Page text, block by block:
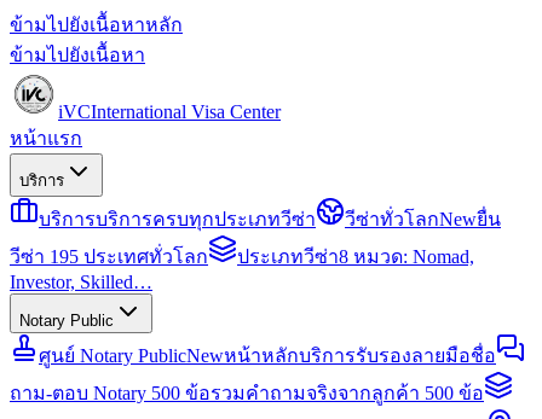
ข้ามไปยังเนื้อหาหลัก
ข้ามไปยังเนื้อหา
iVCInternational Visa Center
หน้าแรก
บริการ
บริการบริการครบทุกประเภทวีซ่า วีซ่าทั่วโลกNewยื่น
วีซ่า 195 ประเทศทั่วโลก
ประเภทวีซ่า8 หมวด: Nomad,
Investor, Skilled…
Notary Public
ศูนย์ Notary PublicNewหน้าหลักบริการรับรองลายมือชื่อ
ถาม-ตอบ Notary 500 ข้อรวมคำถามจริงจากลูกค้า 500 ข้อ